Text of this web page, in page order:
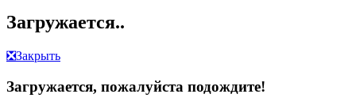
Загружается..
❎Закрыть
Загружается, пожалуйста подождите!